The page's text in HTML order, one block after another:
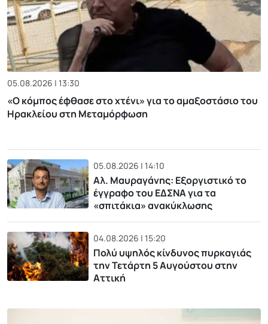
05.08.2026 | 13:30
«Ο κόμπος έφθασε στο χτένι» για το αμαξοστάσιο του
Ηρακλείου στη Μεταμόρφωση
05.08.2026 | 14:10
Αλ. Μαυραγάνης: Εξοργιστικό το
έγγραφο του ΕΔΣΝΑ για τα
«σπιτάκια» ανακύκλωσης
04.08.2026 | 15:20
Πολύ υψηλός κίνδυνος πυρκαγιάς
την Τετάρτη 5 Αυγούστου στην
Αττική